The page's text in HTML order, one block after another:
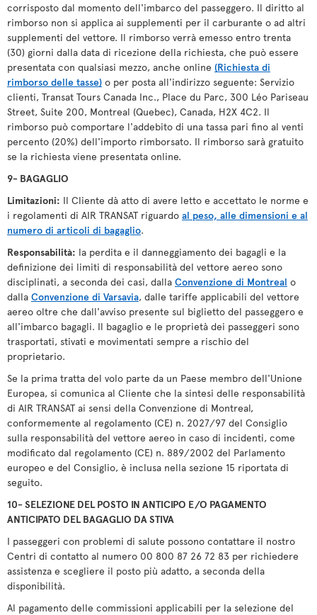
corrisposto dal momento dell'imbarco del passeggero. Il diritto al
rimborso non si applica ai supplementi per il carburante o ad altri
supplementi del vettore. Il rimborso verrà emesso entro trenta
(30) giorni dalla data di ricezione della richiesta, che può essere
presentata con qualsiasi mezzo, anche online (Richiesta di
rimborso delle tasse) o per posta all'indirizzo seguente: Servizio
clienti, Transat Tours Canada Inc., Place du Parc, 300 Léo Pariseau
Street, Suite 200, Montreal (Quebec), Canada, H2X 4C2. Il
rimborso può comportare l'addebito di una tassa pari fino al venti
percento (20%) dell'importo rimborsato. Il rimborso sarà gratuito
se la richiesta viene presentata online.
9- BAGAGLIO
Limitazioni: Il Cliente dà atto di avere letto e accettato le norme e
i regolamenti di AIR TRANSAT riguardo al peso, alle dimensioni e al
numero di articoli di bagaglio.
Responsabilità: la perdita e il danneggiamento dei bagagli e la
definizione dei limiti di responsabilità del vettore aereo sono
disciplinati, a seconda dei casi, dalla Convenzione di Montreal o
dalla Convenzione di Varsavia, dalle tariffe applicabili del vettore
aereo oltre che dall'avviso presente sul biglietto del passeggero e
all'imbarco bagagli. Il bagaglio e le proprietà dei passeggeri sono
trasportati, stivati e movimentati sempre a rischio del
proprietario.
Se la prima tratta del volo parte da un Paese membro dell'Unione
Europea, si comunica al Cliente che la sintesi delle responsabilità
di AIR TRANSAT ai sensi della Convenzione di Montreal,
conformemente al regolamento (CE) n. 2027/97 del Consiglio
sulla responsabilità del vettore aereo in caso di incidenti, come
modificato dal regolamento (CE) n. 889/2002 del Parlamento
europeo e del Consiglio, è inclusa nella sezione 15 riportata di
seguito.
10- SELEZIONE DEL POSTO IN ANTICIPO E/O PAGAMENTO
ANTICIPATO DEL BAGAGLIO DA STIVA
I passeggeri con problemi di salute possono contattare il nostro
Centri di contatto al numero 00 800 87 26 72 83 per richiedere
assistenza e scegliere il posto più adatto, a seconda della
disponibilità.
Al pagamento delle commissioni applicabili per la selezione del